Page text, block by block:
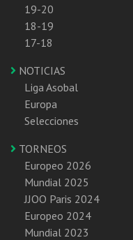
19-20
18-19
17-18
NOTICIAS
Liga Asobal
Europa
Selecciones
TORNEOS
Europeo 2026
Mundial 2025
JJOO Paris 2024
Europeo 2024
Mundial 2023